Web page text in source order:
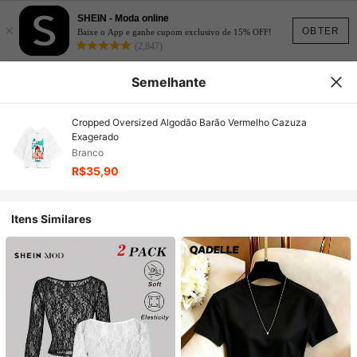
OBTER
×
SHEIN - Moda online
Baixe o App e ganhe cupom exclusivo de 15% OFF!
(2,847)
Semelhante
Cropped Oversized Algodão Barão Vermelho Cazuza
Exagerado
Branco
R$35,90
Itens Similares